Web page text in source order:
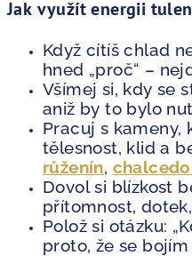
Jak využít energii
Když cítíš chlad
hned „proč“ –
Všímej si, kdy se
aniž by to bylo
Pracuj s kameny,
tělesnost, klid a
růženín,
Dovol si blízkost
přítomnost,
Polož si otázku:
proto, že se